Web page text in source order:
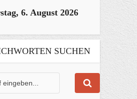
6. August 2026
SUCHEN